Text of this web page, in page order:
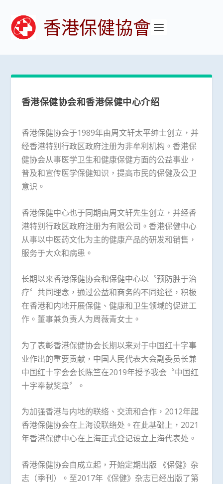
香港保健協會
香港保健协会和香港保健中心介绍
香港保健协会于1989年由周文轩太平绅士创立，并
经香港特别行政区政府注册为非牟利机构。香港保
健协会从事医学卫生和健康保健方面的公益事业，
普及和宣传医学保健知识，提高市民的保健及公卫
意识。
香港保健中心也于同期由周文轩先生创立，并经香
港特别行政区政府注册为有限公司。香港保健中心
从事以中医药文化为主的健康产品的研发和销售，
服务于大众和病患。
长期以来香港保健协会和保健中心以〝预防胜于治
疗〞共同理念，通过公益和商务的不同途径，积极
在香港和内地开展保健、健康和卫生领域的促进工
作。董事兼负责人为周薇青女士。
为了表彰香港保健协会长期以来对于中国红十字事
业作出的重要贡献，中国人民代表大会副委员长兼
中国红十字会会长陈竺在2019年授予我会〝中国红
十字奉献奖章〞。
为加强香港与内地的联络、交流和合作，2012年起
香港保健协会在上海设联络处。在此基础上，2021
年香港保健中心在上海正式登记设立上海代表处。
香港保健协会自成立起，开始定期出版 《保健》杂
志（季刊）。至2017年《保健》杂志已经出版了第